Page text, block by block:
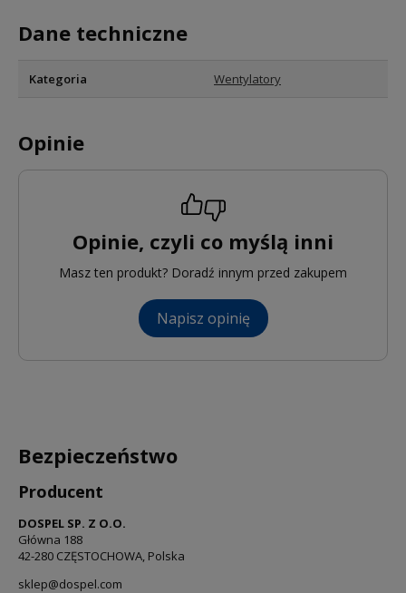
Dane techniczne
Kategoria Wentylatory
Opinie
Opinie, czyli co myślą inni
Masz ten produkt? Doradź innym przed zakupem
Napisz opinię
Bezpieczeństwo
Producent
DOSPEL SP. Z O.O.
Główna 188
42-280 CZĘSTOCHOWA, Polska
sklep@dospel.com